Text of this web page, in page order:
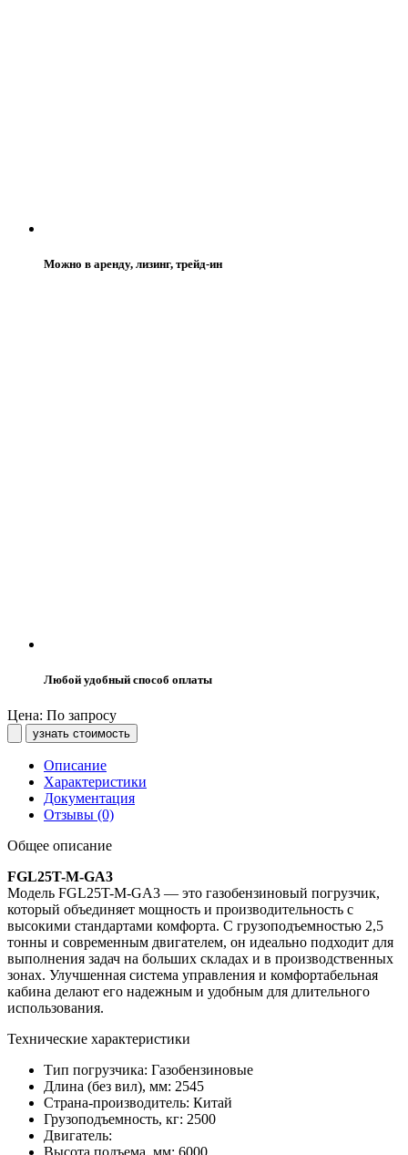
Можно в аренду, лизинг, трейд-ин
Любой удобный способ оплаты
Цена: По запросу
узнать стоимость
Описание
Характеристики
Документация
Отзывы (0)
Общее описание
FGL25T-M-GA3
Модель FGL25T-M-GA3 — это газобензиновый погрузчик,
который объединяет мощность и производительность с
высокими стандартами комфорта. С грузоподъемностью 2,5
тонны и современным двигателем, он идеально подходит для
выполнения задач на больших складах и в производственных
зонах. Улучшенная система управления и комфортабельная
кабина делают его надежным и удобным для длительного
использования.
Технические характеристики
Тип погрузчика: Газобензиновые
Длина (без вил), мм: 2545
Страна-производитель: Китай
Грузоподъемность, кг: 2500
Двигатель: